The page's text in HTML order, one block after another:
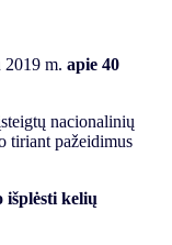
2019 m. apie 40
nacionalinių
tiriant pažeidimus
išplėsti kelių